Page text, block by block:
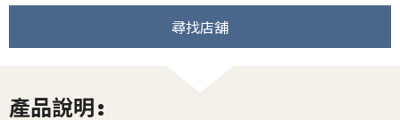
尋找店舖
產品說明: